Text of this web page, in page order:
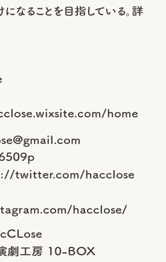
なることを目指している。詳
home
twitter.com/hacclose
hacclose/
劇工房 10-BOX